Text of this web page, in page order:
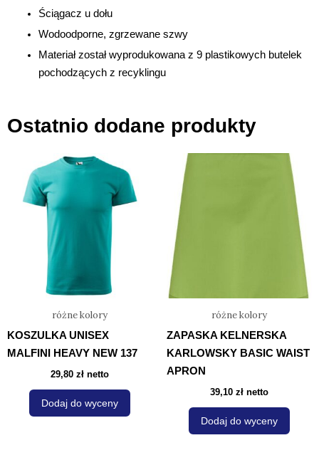
Ściągacz u dołu
Wodoodporne, zgrzewane szwy
Materiał został wyprodukowana z 9 plastikowych butelek
pochodzących z recyklingu
Ostatnio dodane produkty
różne kolory
KOSZULKA UNISEX
MALFINI HEAVY NEW 137
29,80 zł netto
Dodaj do wyceny
produkt
ma
wariantów.
produktu
różne kolory
ZAPASKA KELNERSKA
KARLOWSKY BASIC WAIST
APRON
39,10 zł netto
Dodaj do wyceny
Ten
ma
wiele
Opcje